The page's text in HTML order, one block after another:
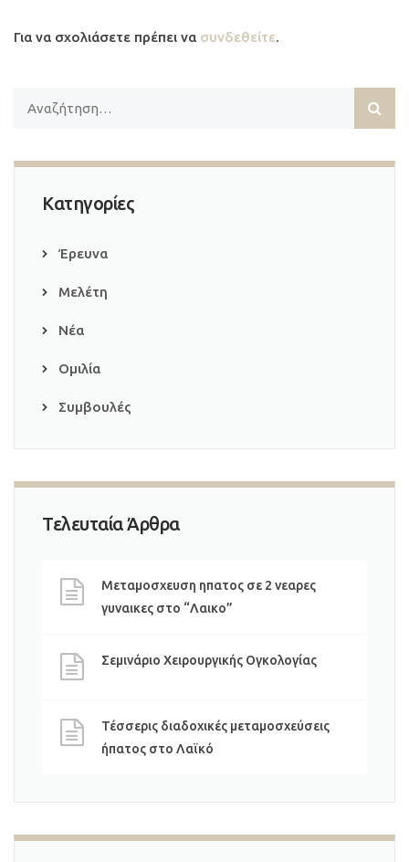
Για να σχολιάσετε πρέπει να συνδεθείτε.
Κατηγορίες
Έρευνα
Μελέτη
Νέα
Ομιλία
Συμβουλές
Τελευταία Άρθρα
Μεταμοσχευση ηπατος σε 2 νεαρες
γυναικες στο “Λαικο”
Σεμινάριο Χειρουργικής Ογκολογίας
Τέσσερις διαδοχικές μεταμοσχεύσεις
ήπατος στο Λαϊκό